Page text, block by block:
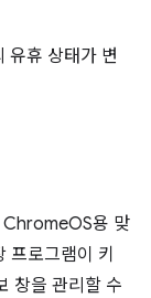
유휴 상태가 변
용 맞
프로그램이 키
창을 관리할 수